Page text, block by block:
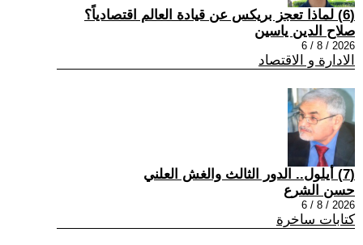
(6) لماذا تعجز بريكس عن قيادة العالم اقتصادياً؟
صلاح الدين ياسين
2026 / 8 / 6
الادارة و الاقتصاد
(7) أيلول.. الدور الثالث والغش العلني
حسن الشرع
2026 / 8 / 6
كتابات ساخرة